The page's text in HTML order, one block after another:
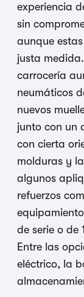
experiencia
sin
aunque
justa
carrocería
neumáticos
nuevos
junto con un
con cierta
molduras y
algunos
refuerzos
de serie o de
Entre las
eléctrico, la